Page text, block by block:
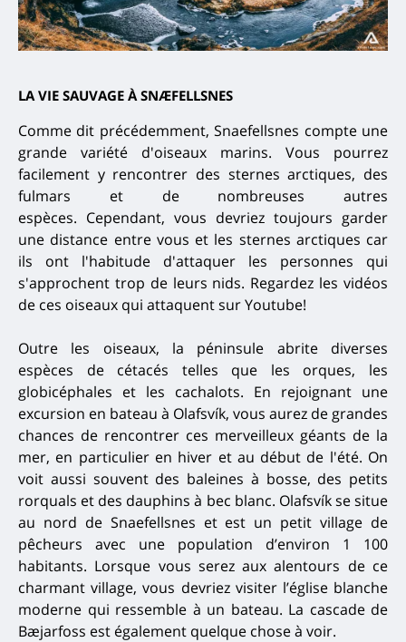
LA VIE SAUVAGE À SNÆFELLSNES
Comme dit précédemment, Snaefellsnes compte une
grande variété d'oiseaux marins. Vous pourrez
facilement y rencontrer des sternes arctiques, des
fulmars et de nombreuses autres
espèces. Cependant, vous devriez toujours garder
une distance entre vous et les sternes arctiques car
ils ont l'habitude d'attaquer les personnes qui
s'approchent trop de leurs nids. Regardez les vidéos
de ces oiseaux qui attaquent sur Youtube!
Outre les oiseaux, la péninsule abrite diverses
espèces de cétacés telles que les orques, les
globicéphales et les cachalots. En rejoignant une
excursion en bateau à Olafsvík, vous aurez de grandes
chances de rencontrer ces merveilleux géants de la
mer, en particulier en hiver et au début de l'été. On
voit aussi souvent des baleines à bosse, des petits
rorquals et des dauphins à bec blanc. Olafsvík se situe
au nord de Snaefellsnes et est un petit village de
pêcheurs avec une population d’environ 1 100
habitants. Lorsque vous serez aux alentours de ce
charmant village, vous devriez visiter l’église blanche
moderne qui ressemble à un bateau. La cascade de
Bæjarfoss est également quelque chose à voir.